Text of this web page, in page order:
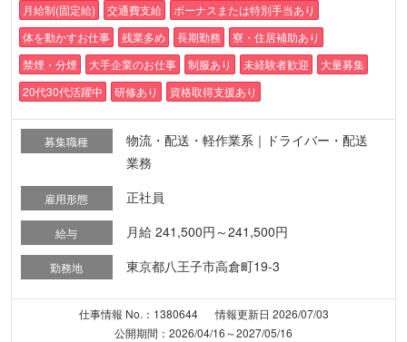
月給制(固定給) 交通費支給
ボーナスまたは特別手当あり
体を動かすお仕事
残業多め 長期勤務
寮・住居補助あり
禁煙・分煙
大手企業のお仕事 制服あり 未経験者歓迎
大量募集
20代30代活躍中
研修あり 資格取得支援あり
募集職種
物流・配送・軽作業系｜ドライバー・配送
業務
雇用形態 正社員
給与 月給 241,500円～241,500円
勤務地 東京都八王子市高倉町19-3
仕事情報 No.：1380644
情報更新日 2026/07/03
公開期間：2026/04/16～2027/05/16